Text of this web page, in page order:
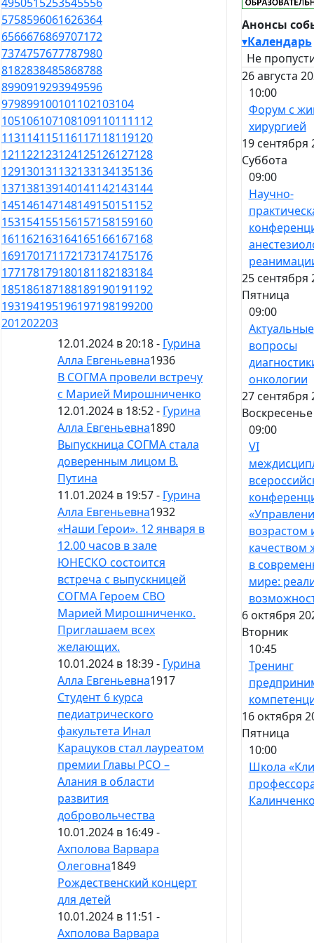
5758596061626364
6566676869707172
7374757677787980
8182838485868788
8990919293949596
979899100101102103104
105106107108109110111112
113114115116117118119120
121122123124125126127128
129130131132133134135136
137138139140141142143144
145146147148149150151152
153154155156157158159160
161162163164165166167168
169170171172173174175176
177178179180181182183184
185186187188189190191192
193194195196197198199200
201202203
12.01.2024 в 20:18 - Гурина
Алла Евгеньевна1936
В СОГМА провели встречу
с Марией Мирошниченко
12.01.2024 в 18:52 - Гурина
Алла Евгеньевна1890
Выпускница СОГМА стала
доверенным лицом В.
Путина
11.01.2024 в 19:57 - Гурина
Алла Евгеньевна1932
«Наши Герои». 12 января в
12.00 часов в зале
ЮНЕСКО состоится
встреча с выпускницей
СОГМА Героем СВО
Марией Мирошниченко.
Приглашаем всех
желающих.
10.01.2024 в 18:39 - Гурина
Алла Евгеньевна1917
Студент 6 курса
педиатрического
факультета Инал
Карацуков стал лауреатом
премии Главы РСО –
Алания в области
развития
добровольчества
10.01.2024 в 16:49 -
Ахполова Варвара
Олеговна1849
Рождественский концерт
для детей
10.01.2024 в 11:51 -
Ахполова Варвара
Анонсы
▾Календарь
Не
26 августа
10:00
Форум с
хирургией
19 сентября
Суббота
09:00
Научно-
25 сентября
Пятница
09:00
Актуальные
вопросы
онкологии
27 сентября
Воскресенье
09:00
VI
возрастом
качеством
в
мире:
6 октября
Вторник
10:45
Тренинг
16 октября
Пятница
10:00
Школа